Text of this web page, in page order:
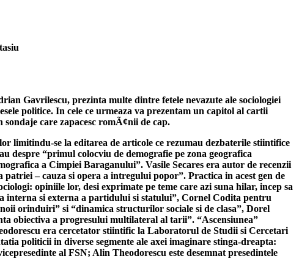
Gavrilescu, prezinta multe dintre fetele nevazute ale sociologiei
politice. In cele ce urmeaza va prezentam un capitol al cartii
care zapacesc romÃ¢nii de cap.
limitindu-se la editarea de articole ce rezumau dezbaterile stiintifice
despre “primul colocviu de demografie pe zona geografica
a Cimpiei Baraganului”. Vasile Secares era autor de recenzii
– cauza si opera a intregului popor”. Practica in acest gen de
opiniile lor, desi exprimate pe teme care azi suna hilar, incep sa
interna si externa a partidului si statului”, Cornel Codita pentru
orinduiri” si “dinamica structurilor sociale si de clasa”, Dorel
obiectiva a progresului multilateral al tarii”. “Ascensiunea”
era cercetator stiintific la Laboratorul de Studii si Cercetari
politicii in diverse segmente ale axei imaginare stinga-dreapta:
al FSN; Alin Theodorescu este desemnat presedintele